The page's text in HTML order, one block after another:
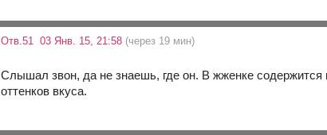
Отв.51 03 Янв. 15, 21:58 (через 19 мин)
Слышал звон, да не знаешь, где он. В жженке содержится
оттенков вкуса.